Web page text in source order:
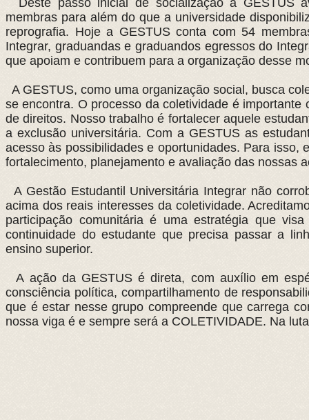
Deste passo inicial de socialização a GESTUS
membras para além do que a universidade
reprografia. Hoje a GESTUS conta com 54
Integrar, graduandas e graduandos egressos do
que apoiam e contribuem para a organização desse
A GESTUS, como uma organização social, busca
se encontra. O processo da coletividade é
de direitos. Nosso trabalho é fortalecer aquele
a exclusão universitária. Com a GESTUS as
acesso às possibilidades e oportunidades. Para isso,
fortalecimento, planejamento e avaliação das nossas
A Gestão Estudantil Universitária Integrar não
acima dos reais interesses da coletividade.
participação comunitária é uma estratégia que
continuidade do estudante que precisa passar a
ensino superior.
A ação da GESTUS é direta, com auxílio em
consciência política, compartilhamento de
que é estar nesse grupo compreende que carrega
nossa viga é e sempre será a COLETIVIDADE. Na